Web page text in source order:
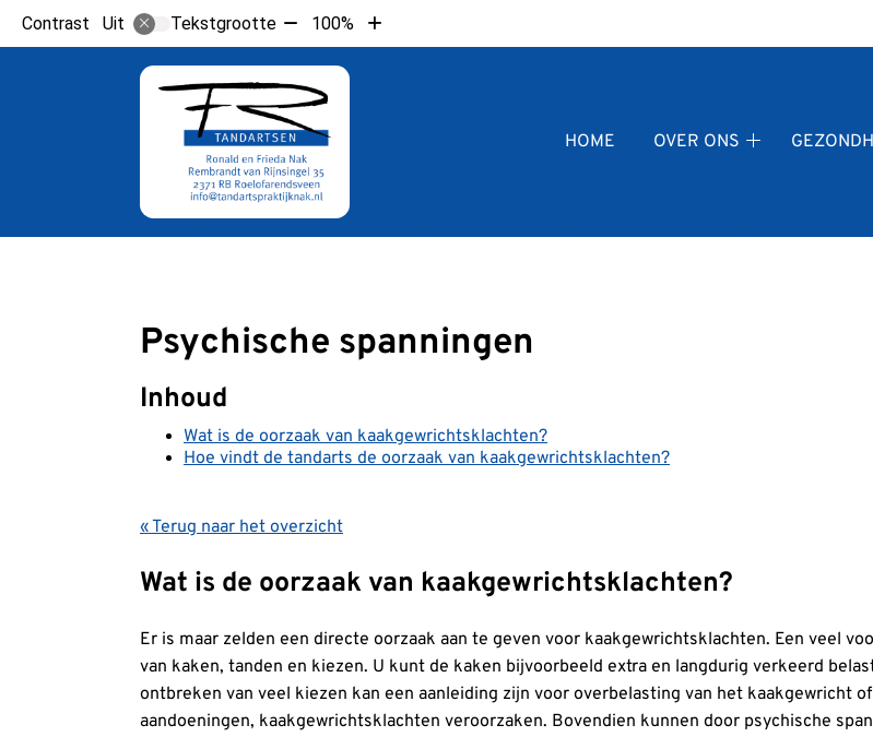
Contrast Uit Tekstgrootte Tekst
verkleinen
met
10%
100%
Tekst
vergroten
HOME
OVER ONS
Psychische spanningen
Inhoud
Wat is de oorzaak van kaakgewrichtsklachten?
Hoe vindt de tandarts de oorzaak van kaakgewrichtsklachten?
« Terug naar het overzicht
Wat is de oorzaak van kaakgewrichtsklachten?
Er is maar zelden een directe oorzaak aan te geven voor kaakgewrichtsklachten. Een veel
van kaken, tanden en kiezen. U kunt de kaken bijvoorbeeld extra en langdurig verkeerd
ontbreken van veel kiezen kan een aanleiding zijn voor overbelasting van het kaakgewricht
aandoeningen, kaakgewrichtsklachten veroorzaken. Bovendien kunnen door psychische